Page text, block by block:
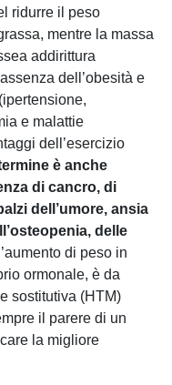
ridurre il peso
mentre la massa
addirittura
dell’obesità e
e malattie
dell’esercizio
è anche
di cancro, di
dell’umore, ansia
delle
di peso in
ormonale, è da
sostitutiva (HTM)
il parere di un
la migliore